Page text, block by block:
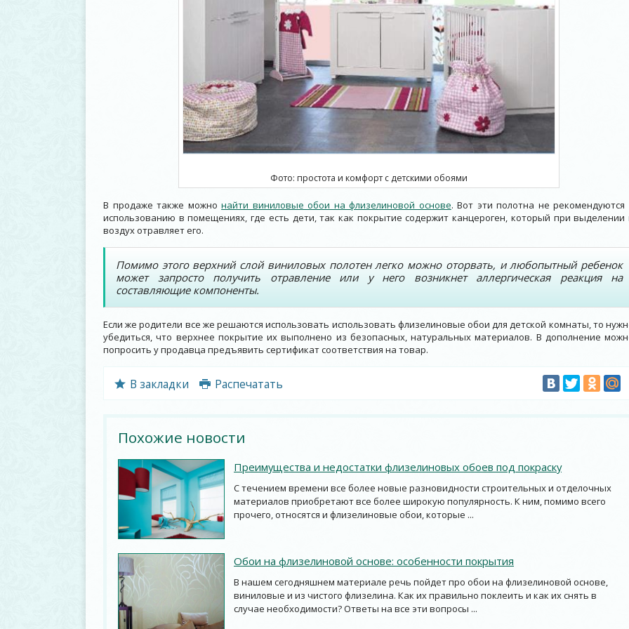
Фото: простота и комфорт с детскими обоями
В продаже также можнонайти виниловые обои на флизелиновой основе. Вот эти полотна не рекомендуются
использованию в помещениях, где есть дети, так как покрытие содержит канцероген, который при выделении
воздух отравляет его.
Помимо этого верхний слой виниловых полотен легко можно оторвать, и любопытный ребенок
может запросто получить отравление или у него возникнет аллергическая реакция на
составляющие компоненты.
Если же родители все же решаются использовать использовать флизелиновые обои для детской комнаты, то
убедиться, что верхнее покрытие их выполнено из безопасных, натуральных материалов. В дополнение
попросить у продавца предъявить сертификат соответствия на товар.
В закладки Распечатать
Похожие новости
Преимущества и недостатки флизелиновых обоев под покраску
С течением времени все более новые разновидности строительных и отделочных
материалов приобретают все более широкую популярность. К ним, помимо всего
прочего, относятся и флизелиновые обои, которые ...
Обои на флизелиновой основе: особенности покрытия
В нашем сегодняшнем материале речь пойдет про обои на флизелиновой основе,
виниловые и из чистого флизелина. Как их правильно поклеить и как их снять в
случае необходимости? Ответы на все эти вопросы ...